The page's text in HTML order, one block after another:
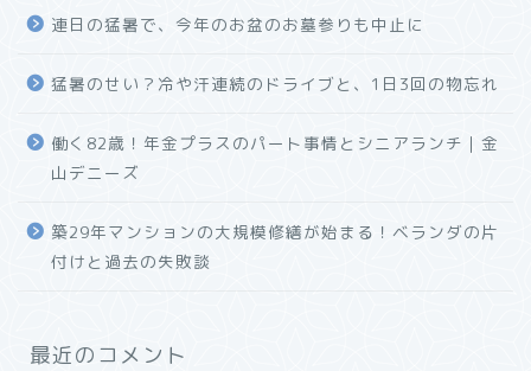
連日の猛暑で、今年のお盆のお墓参りも中止に
猛暑のせい？冷や汗連続のドライブと、1日3回の物忘れ
働く82歳！年金プラスのパート事情とシニアランチ｜金
山デニーズ
築29年マンションの大規模修繕が始まる！ベランダの片
付けと過去の失敗談
最近のコメント